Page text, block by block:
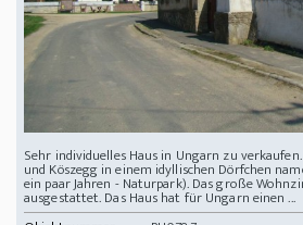
Sehr individuelles Haus in Ungarn zu
und Köszegg in einem idyllischen Dörfchen
ein paar Jahren - Naturpark). Das große
ausgestattet. Das Haus hat für Ungarn einen ...